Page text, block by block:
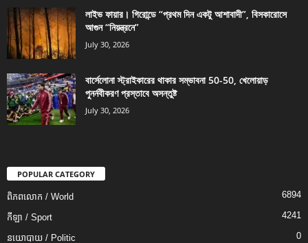
লাইভ ফায়ার। গিরোন্ডে “প্রথম দিন একটু আশাবাদী”, বিসকারোসে
আগুন “নিয়ন্ত্রনে”
July 30, 2026
বার্সেলোনা স্ট্রাইকারের থাকার সম্ভাবনা 50-50, খেলোয়াড়
পুনর্নবীকরণ প্রস্তাবে অসন্তুষ্ট
July 30, 2026
POPULAR CATEGORY
ពិភពលោក / World 6894
កីឡា / Sport 4241
នយោបាយ / Politic 0